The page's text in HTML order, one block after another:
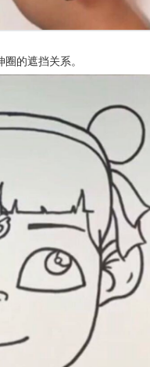
的遮挡关系。